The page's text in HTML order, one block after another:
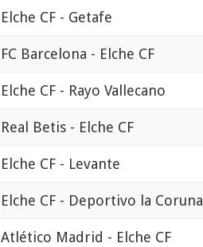
Elche CF - Getafe
FC Barcelona - Elche CF
Elche CF - Rayo Vallecano
Real Betis - Elche CF
Elche CF - Levante
Elche CF - Deportivo la Coruna
Atlético Madrid - Elche CF